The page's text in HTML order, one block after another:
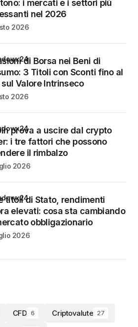
i mercati e i settori più
nel 2026
2026
di Borsa nei Beni di
3 Titoli con Sconti fino al
Valore Intrinseco
2026
prova a uscire dal crypto
i tre fattori che possono
il rimbalzo
2026
titoli di Stato, rendimenti
elevati: cosa sta cambiando
obbligazionario
2026
CFD 6 Criptovalute 27